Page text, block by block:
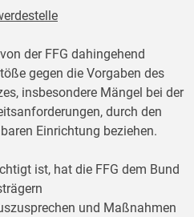
der FFG dahingehend
gegen die Vorgaben des
insbesondere Mängel bei der
durch den
Einrichtung beziehen.
ist, hat die FFG dem Bund
und Maßnahmen